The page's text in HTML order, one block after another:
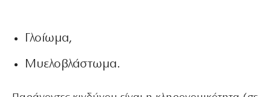
Γλοίωμα,
Μυελοβλάστωμα.